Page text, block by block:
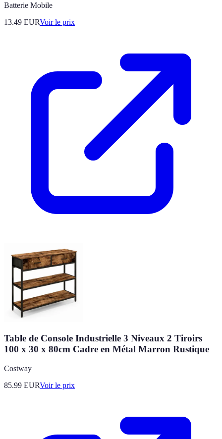
Batterie Mobile
13.49 EURVoir le prix
Table de Console Industrielle 3 Niveaux 2 Tiroirs
100 x 30 x 80cm Cadre en Métal Marron Rustique
Costway
85.99 EURVoir le prix